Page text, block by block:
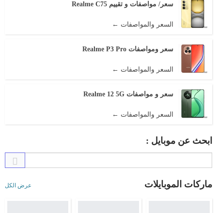
سعر/ مواصفات و تقييم Realme C75
السعر والمواصفات ←
سعر ومواصفات Realme P3 Pro
السعر والمواصفات ←
سعر و مواصفات Realme 12 5G
السعر والمواصفات ←
ابحث عن موبايل :
ماركات الموبايلات عرض الكل